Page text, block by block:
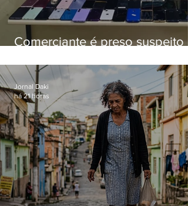
Comerciante é preso suspeito
loja
Jornal Daki
há 21 horas